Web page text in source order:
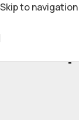
Skip to navigation